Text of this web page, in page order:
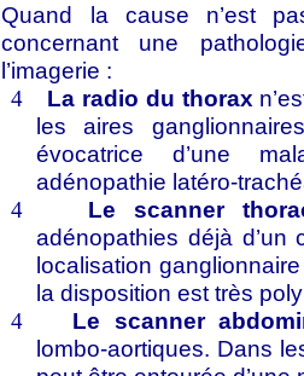
Quand la cause n’est
concernant une
l’imagerie :
4 La radio du thorax
les aires
évocatrice d’une
adénopathie latéro-
4
Le scanner
adénopathies déjà d’un
localisation
la disposition est très
4
Le scanner
lombo-aortiques. Dans